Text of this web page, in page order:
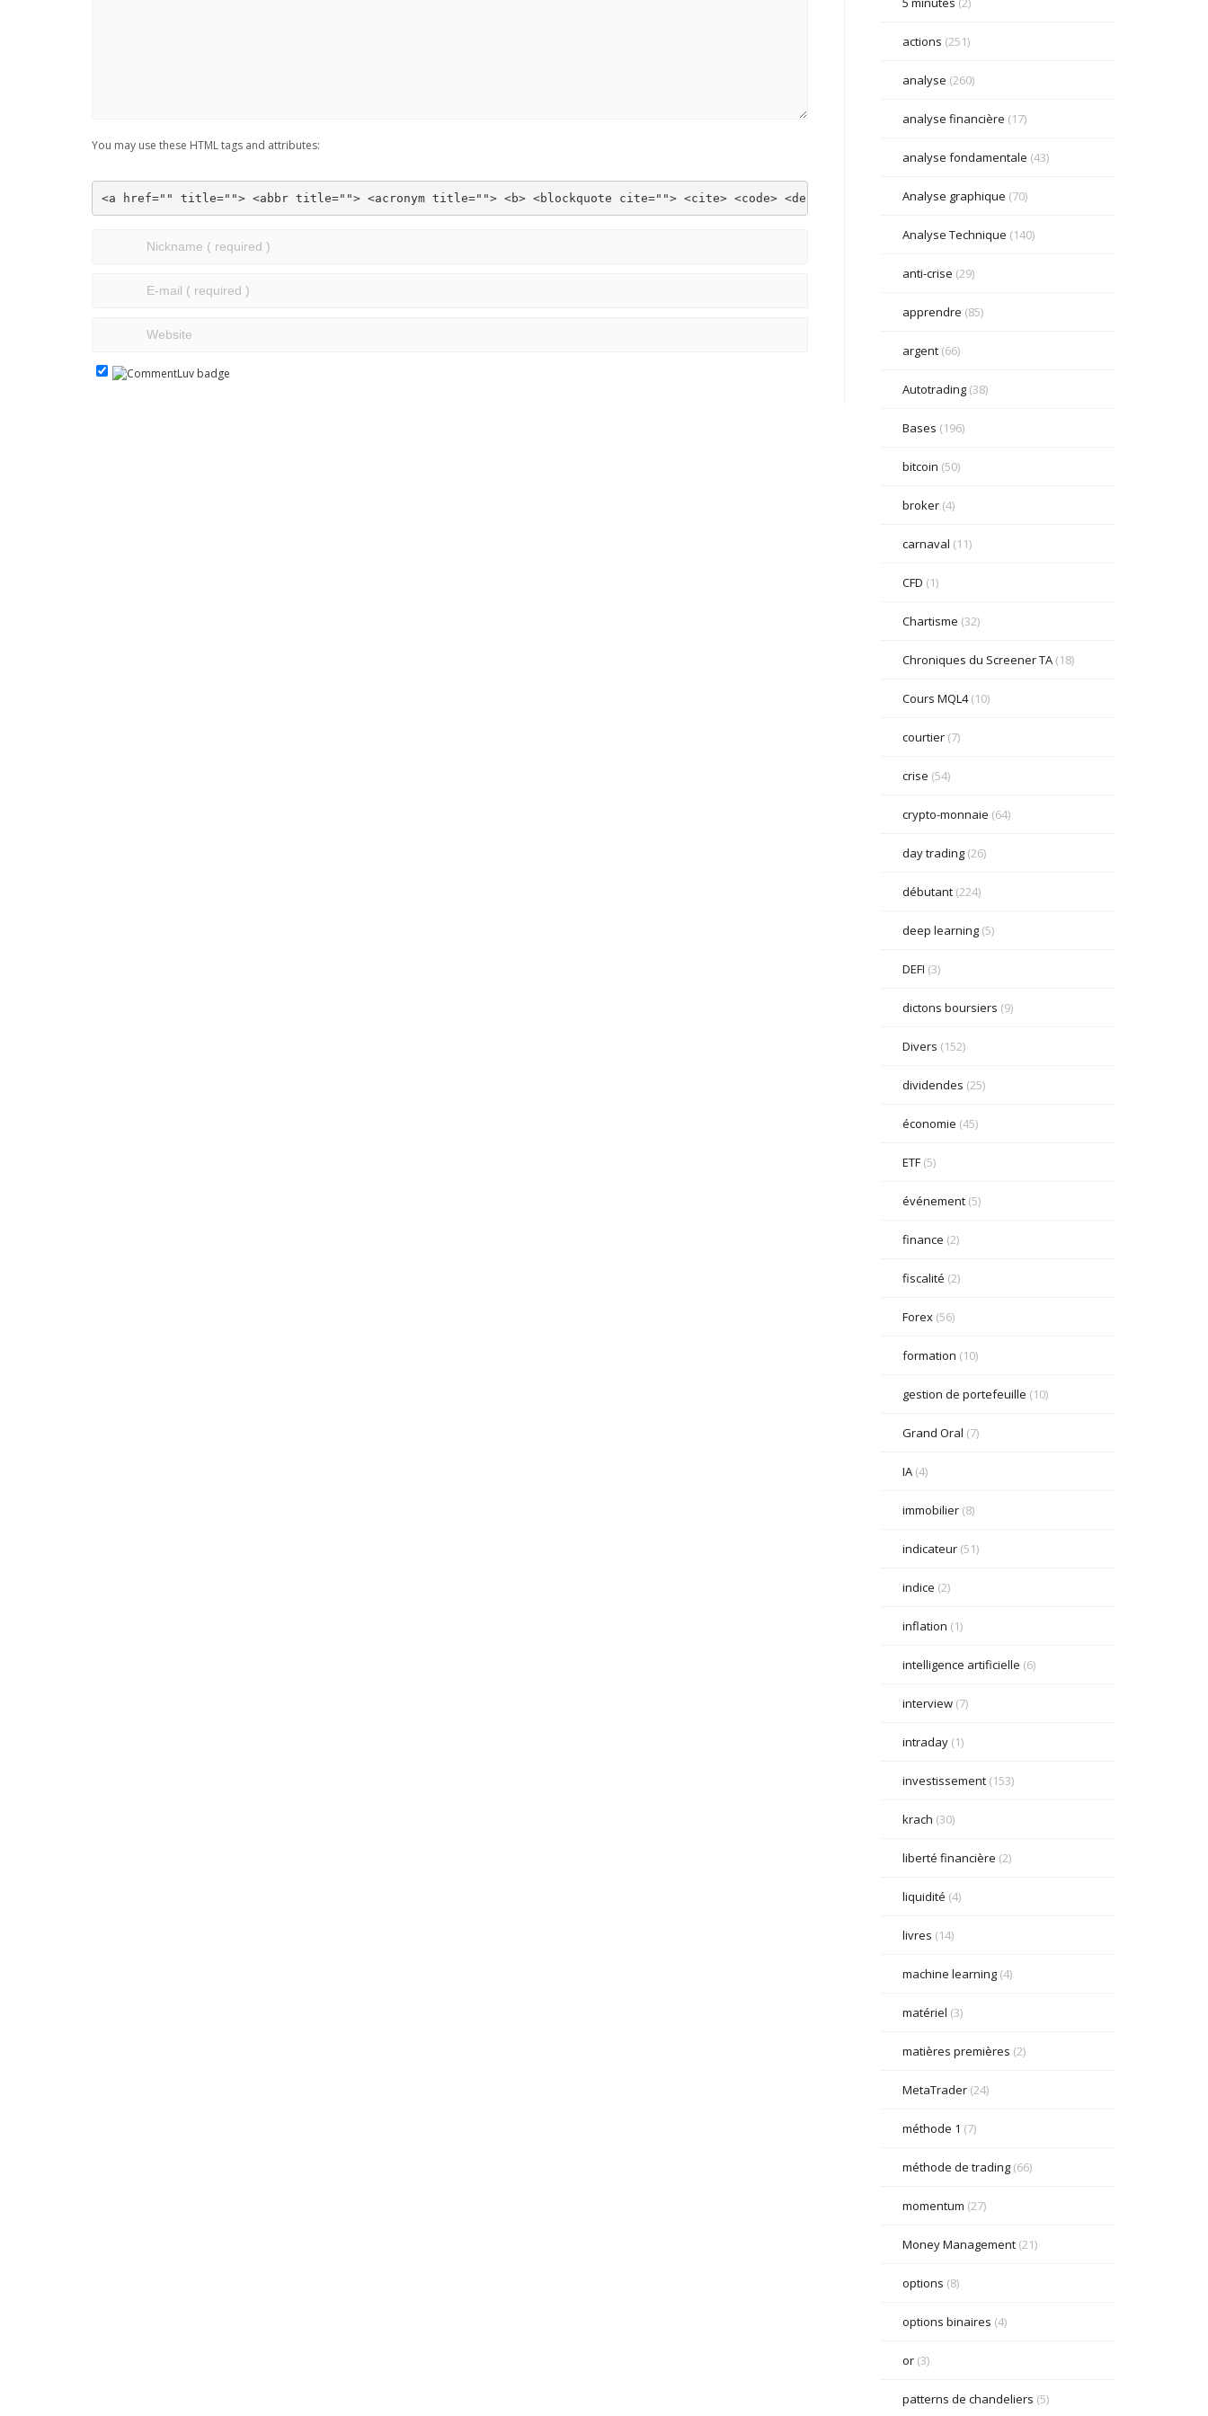
You may use these HTML tags and attributes:
<a href="" title=""> <abbr title=""> <acronym title=""> <b> <blockquote cite=""> <cite> <code> <del datetime=""> <em> <i> <q cite=""> <strike> <strong>
actions (251)
analyse (260)
analyse financière (17)
analyse fondamentale (43)
Analyse graphique (70)
Analyse Technique (140)
anti-crise (29)
apprendre (85)
argent(66)
Autotrading(38)
Bases (196)
bitcoin (50)
broker(4)
carnaval (11)
CFD (1)
Chartisme (32)
Chroniques du Screener TA(18)
Cours MQL4(10)
courtier(7)
crise (54)
crypto-monnaie (64)
day trading(26)
débutant(224)
deep learning(5)
DEFI (3)
dictons boursiers (9)
Divers (152)
dividendes (25)
économie (45)
ETF(5)
événement(5)
finance (2)
fiscalité (2)
Forex(56)
formation (10)
gestion de portefeuille (10)
Grand Oral (7)
IA(4)
immobilier(8)
indicateur(51)
indice (2)
inflation (1)
intelligence artificielle (6)
interview(7)
intraday(1)
investissement(153)
krach (30)
liberté financière (2)
liquidité (4)
livres (14)
machine learning(4)
matériel (3)
matières premières (2)
MetaTrader(24)
méthode 1 (7)
méthode de trading(66)
momentum (27)
Money Management(21)
options (8)
options binaires (4)
or(3)
patterns de chandeliers (5)